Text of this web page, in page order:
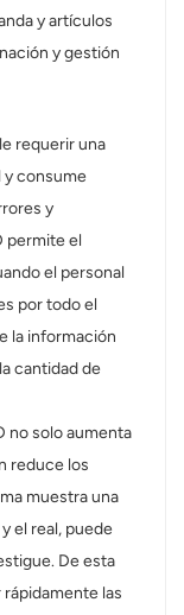
y artículos
y gestión
requerir una
y consume
y
permite el
el personal
por todo el
la información
cantidad de
no solo aumenta
reduce los
muestra una
el real, puede
De esta
las